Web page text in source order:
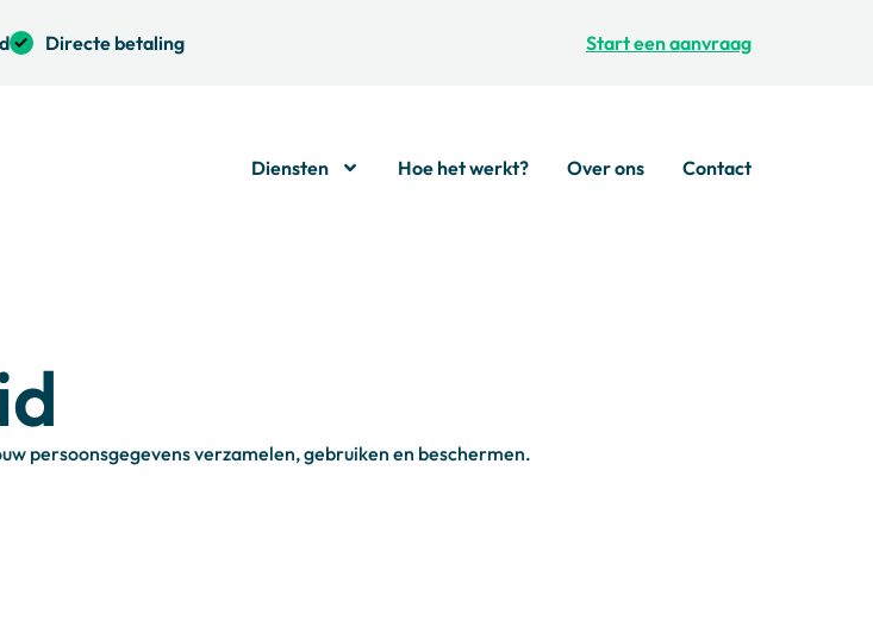
Directe betaling Start een aanvraag
Diensten Hoe het werkt? Over ons Contact
persoonsgegevens verzamelen, gebruiken en beschermen.